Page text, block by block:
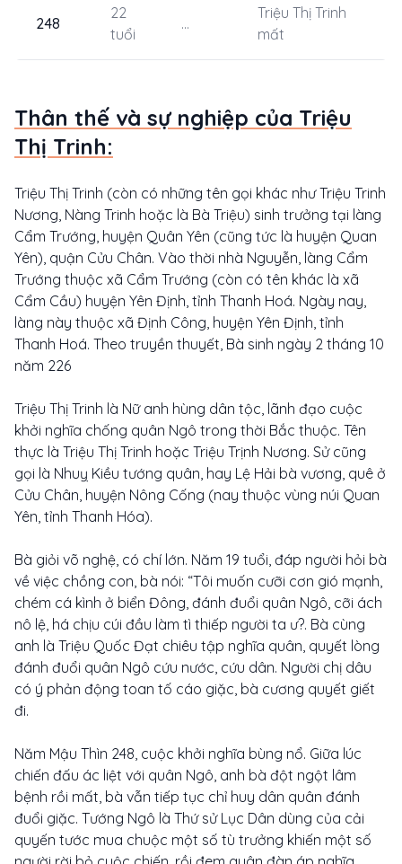
248
22
tuổi
...
Triệu Thị Trinh
mất
Thân thế và sự nghiệp của Triệu
Thị Trinh:
Triệu Thị Trinh (còn có những tên gọi khác như Triệu Trinh
Nương, Nàng Trinh hoặc là Bà Triệu) sinh trưởng tại làng
Cẩm Trướng, huyện Quân Yên (cũng tức là huyện Quan
Yên), quận Cửu Chân. Vào thời nhà Nguyễn, làng Cẩm
Trướng thuộc xã Cẩm Trướng (còn có tên khác là xã
Cẩm Cầu) huyện Yên Định, tỉnh Thanh Hoá. Ngày nay,
làng này thuộc xã Định Công, huyện Yên Định, tỉnh
Thanh Hoá. Theo truyền thuyết, Bà sinh ngày 2 tháng 10
năm 226
Triệu Thị Trinh là Nữ anh hùng dân tộc, lãnh đạo cuộc
khởi nghĩa chống quân Ngô trong thời Bắc thuộc. Tên
thực là Triệu Thị Trinh hoặc Triệu Trịnh Nương. Sử cũng
gọi là Nhuỵ Kiều tướng quân, hay Lệ Hải bà vương, quê ở
Cửu Chân, huyện Nông Cống (nay thuộc vùng núi Quan
Yên, tỉnh Thanh Hóa).
Bà giỏi võ nghệ, có chí lớn. Năm 19 tuổi, đáp người hỏi bà
về việc chồng con, bà nói: “Tôi muốn cưỡi cơn gió mạnh,
chém cá kình ở biển Đông, đánh đuổi quân Ngô, cỡi ách
nô lệ, há chịu cúi đầu làm tì thiếp người ta ư?. Bà cùng
anh là Triệu Quốc Đạt chiêu tập nghĩa quân, quyết lòng
đánh đuổi quân Ngô cứu nước, cứu dân. Người chị dâu
có ý phản động toan tố cáo giặc, bà cương quyết giết
đi.
Năm Mậu Thìn 248, cuộc khởi nghĩa bùng nổ. Giữa lúc
chiến đấu ác liệt với quân Ngô, anh bà đột ngột lâm
bệnh rồi mất, bà vẫn tiếp tục chỉ huy dân quân đánh
đuổi giặc. Tướng Ngô là Thứ sử Lục Dân dùng của cải
quyến tước mua chuộc một số tù trưởng khiến một số